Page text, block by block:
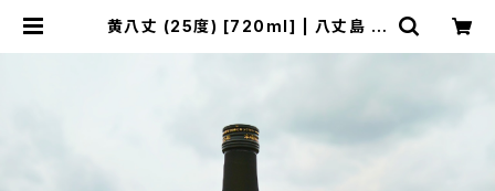
黄八丈 (25度) [720ml] | 八丈島 焼